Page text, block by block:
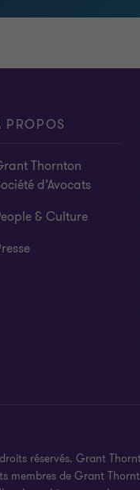
PROPOS
Thornton
d’Avocats
& Culture
réservés. Grant
membres de Grant